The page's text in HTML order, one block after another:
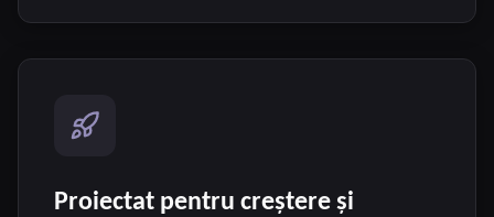
Proiectat pentru creștere și